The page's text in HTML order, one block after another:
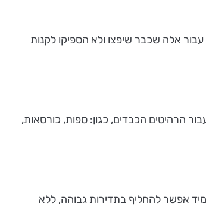
אלה שכבר שיפצו ולא הספיקו לקנות
הרהיטים הכבדים, כגון: ספות, כורסאות,
אפשר להחליף בתדירות גבוהה, ללא